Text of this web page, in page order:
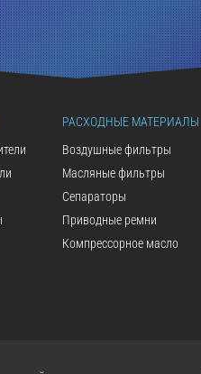
РАСХОДНЫЕ МАТЕРИАЛЫ
Воздушные фильтры
Масляные фильтры
Сепараторы
Приводные ремни
Компрессорное масло